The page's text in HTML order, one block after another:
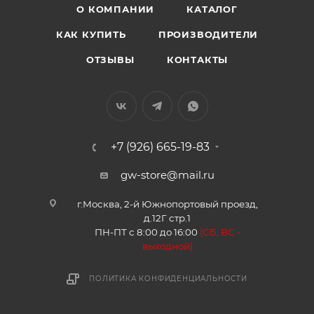
О КОМПАНИИ КАТАЛОГ
КАК КУПИТЬ ПРОИЗВОДИТЕЛИ
ОТЗЫВЫ КОНТАКТЫ
+7 (926) 665-19-83
gw-store@mail.ru
г.Москва, 2-й Южнопортовый проезд,
д.12Г стр.1
ПН-ПТ с 8:00 до 16:00 (СБ, ВС -
выходной)
ПОЛИТИКА КОНФИДЕНЦИАЛЬНОСТИ